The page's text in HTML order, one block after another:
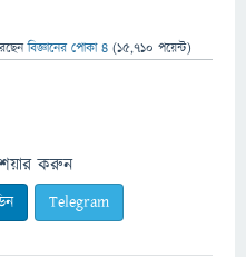
বিজ্ঞানের পোকা ৪ (15,710 পয়েন্ট)
করুন
Telegram